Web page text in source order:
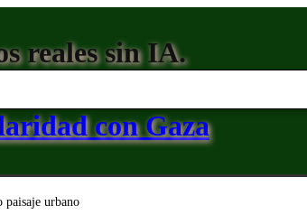
reales sin IA.
paisaje urbano